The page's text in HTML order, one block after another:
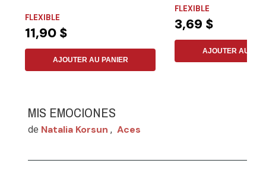
FLEXIBLE
11,90 $
AJOUTER AU PANIER
FLEXIBLE
3,69 $
AJOUTER AU
MIS EMOCIONES
de Natalia Korsun , Aces